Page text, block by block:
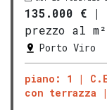
135.000 € |
prezzo al
Porto Viro
piano: 1
con terrazza